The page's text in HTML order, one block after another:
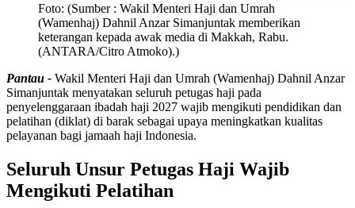
Foto: (Sumber : Wakil Menteri Haji dan Umrah
(Wamenhaj) Dahnil Anzar Simanjuntak memberikan
keterangan kepada awak media di Makkah, Rabu.
(ANTARA/Citro Atmoko).)
Pantau - Wakil Menteri Haji dan Umrah (Wamenhaj) Dahnil Anzar
Simanjuntak menyatakan seluruh petugas haji pada
penyelenggaraan ibadah haji 2027 wajib mengikuti pendidikan dan
pelatihan (diklat) di barak sebagai upaya meningkatkan kualitas
pelayanan bagi jamaah haji Indonesia.
Seluruh Unsur Petugas Haji Wajib
Mengikuti Pelatihan